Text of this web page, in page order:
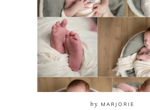
by MARJORIE